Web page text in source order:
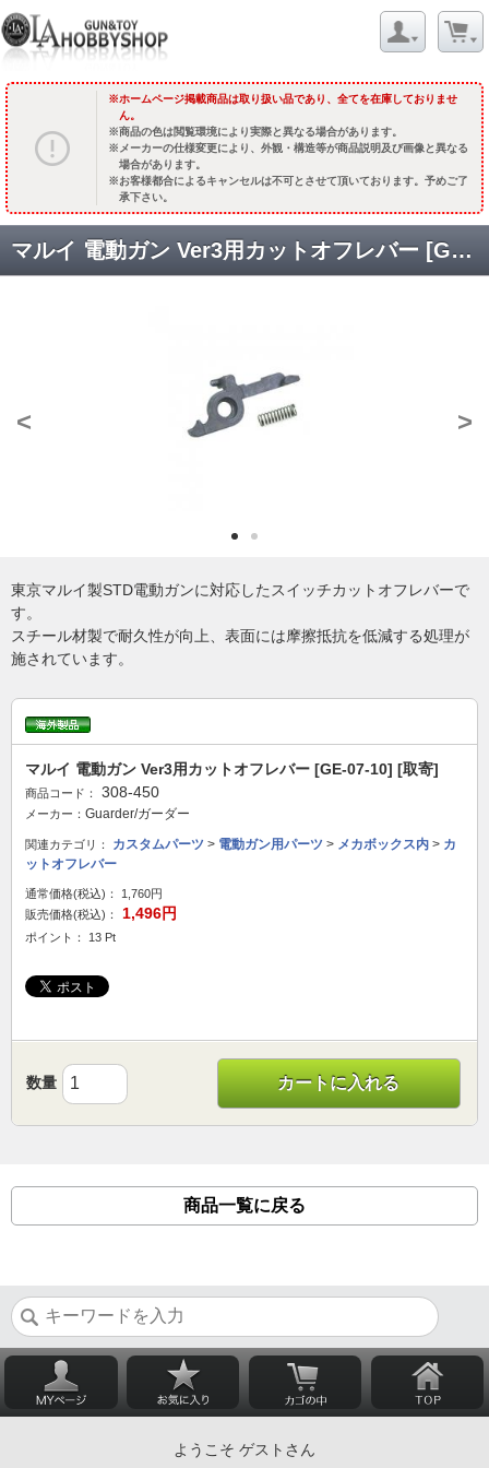
ホームページ掲載商品は取り扱い品であり、全てを在庫しておりませ
ん。
商品の色は閲覧環境により実際と異なる場合があります。
メーカーの仕様変更により、外観・構造等が商品説明及び画像と異なる
場合があります。
お客様都合によるキャンセルは不可とさせて頂いております。予めご了
承下さい。
マルイ 電動ガン Ver3用カットオフレバー [GE-07-10] [取寄]
< >
東京マルイ製STD電動ガンに対応したスイッチカットオフレバーで
す。
スチール材製で耐久性が向上、表面には摩擦抵抗を低減する処理が
施されています。
マルイ 電動ガン Ver3用カットオフレバー [GE-07-10] [取寄]
商品コード： 308-450
メーカー： Guarder/ガーダー
関連カテゴリ： カスタムパーツ > 電動ガン用パーツ > メカボックス内 > カ
ットオフレバー
通常価格(税込)：
1,760円
販売価格(税込)：
1,496円
ポイント： 13 Pt
数量 カートに入れる
商品一覧に戻る
ようこそ ゲストさん